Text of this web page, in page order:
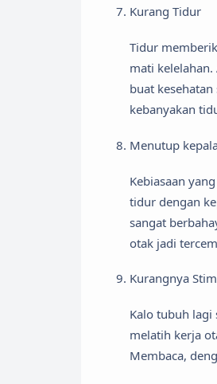
Kurang Tidur
Tidur
mati
buat
kebanyakan
Menutup
Kebiasaan
tidur dengan
sangat
otak jadi
Kurangnya
Kalo tubuh lagi
melatih kerja
Membaca,